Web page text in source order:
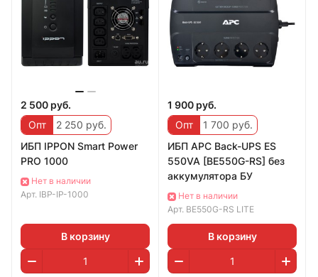
2 500 руб.
Опт
2 250 руб.
ИБП IPPON Smart Power
PRO 1000
Нет в наличии
Арт. IBP-IP-1000
В корзину
1 900 руб.
Опт
1 700 руб.
ИБП APC Back-UPS ES
550VA [BE550G-RS] без
аккумулятора БУ
Нет в наличии
Арт. BE550G-RS LITE
В корзину